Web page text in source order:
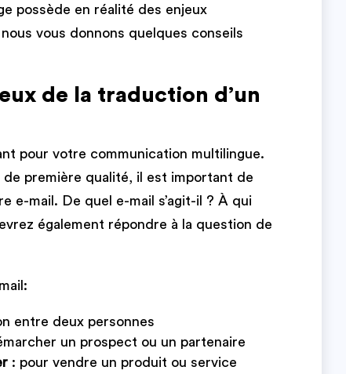
possède en réalité des enjeux
vous donnons quelques conseils
de la traduction d’un
pour votre communication multilingue.
première qualité, il est important de
e-mail. De quel e-mail s’agit-il ? À qui
également répondre à la question de
entre deux personnes
un prospect ou un partenaire
: pour vendre un produit ou service